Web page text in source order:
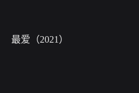
最爱（2021）